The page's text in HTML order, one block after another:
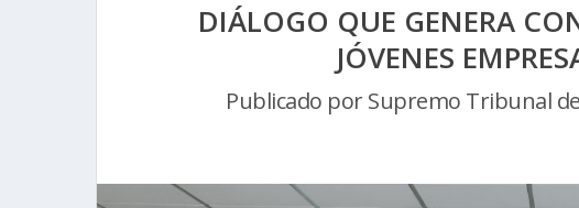
DIÁLOGO QUE GENERA
JÓVENES
Publicado porSupremo Tribunal